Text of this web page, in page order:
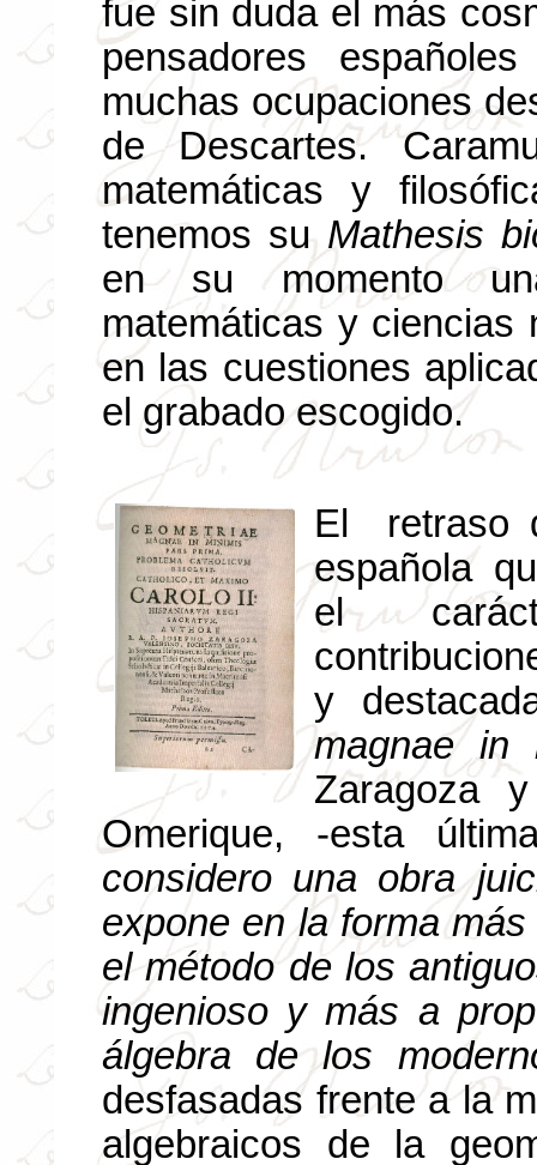
fue sin duda el más
pensadores
muchas ocupaciones
de Descartes.
matemáticas y
tenemos su Mathesis
en su momento
matemáticas y ciencias
en las cuestiones
el grabado escogido.
El retraso
española
el
y
magnae in
Zaragoza
Omerique, -esta
considero una obra
expone en la forma
el método de los
ingenioso y más a
álgebra de los
desfasadas frente a la
algebraicos de la